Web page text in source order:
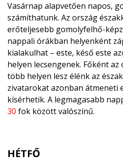
Vasárnap alapvetően napos,
számíthatunk. Az ország
erőteljesebb gomolyfelhő-
nappali órákban helyenként
kialakulhat – este, késő este
helyen lecsengenek. Főként
több helyen lesz élénk az
zivatarokat azonban átmeneti
kísérhetik. A legmagasabb
30 fok között valószínű.
HÉTFŐ